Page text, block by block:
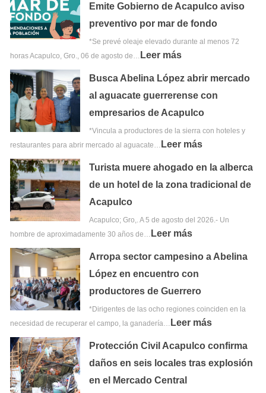
Emite Gobierno de Acapulco aviso
preventivo por mar de fondo
*Se prevé oleaje elevado durante al menos 72
horas Acapulco, Gro., 06 de agosto de…
Leer más
Busca Abelina López abrir mercado
al aguacate guerrerense con
empresarios de Acapulco
*Vincula a productores de la sierra con hoteles y
restaurantes para abrir mercado al aguacate…
Leer más
Turista muere ahogado en la alberca
de un hotel de la zona tradicional de
Acapulco
Acapulco; Gro,. A 5 de agosto del 2026.- Un
hombre de aproximadamente 30 años de…
Leer más
Arropa sector campesino a Abelina
López en encuentro con
productores de Guerrero
*Dirigentes de las ocho regiones coinciden en la
necesidad de recuperar el campo, la ganadería…
Leer más
Protección Civil Acapulco confirma
daños en seis locales tras explosión
en el Mercado Central